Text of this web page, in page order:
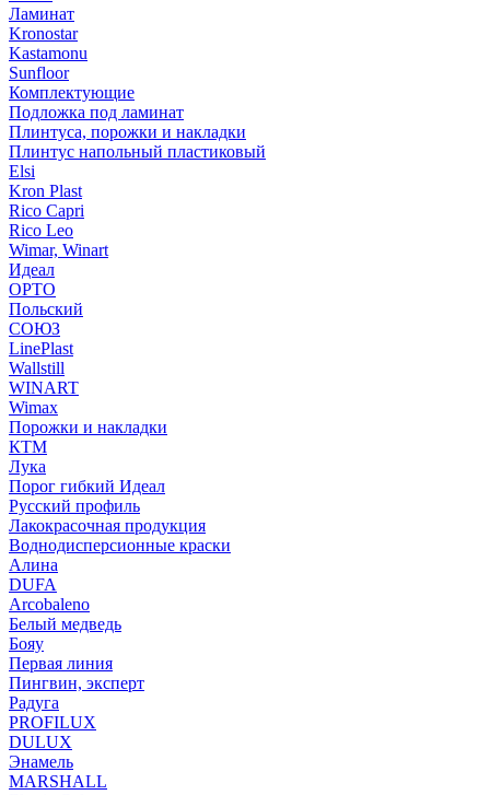
Ламинат
Kronostar
Kastamonu
Sunfloor
Комплектующие
Подложка под ламинат
Плинтуса, порожки и накладки
Плинтус напольный пластиковый
Elsi
Kron Plast
Rico Capri
Rico Leo
Wimar, Winart
Идеал
ОРТО
Польский
СОЮЗ
LinePlast
Wallstill
WINART
Wimax
Порожки и накладки
КТМ
Лука
Порог гибкий Идеал
Русский профиль
Лакокрасочная продукция
Воднодисперсионные краски
Алина
DUFA
Arcobaleno
Белый медведь
Бояу
Первая линия
Пингвин, эксперт
Радуга
PROFILUX
DULUX
Энамель
MARSHALL